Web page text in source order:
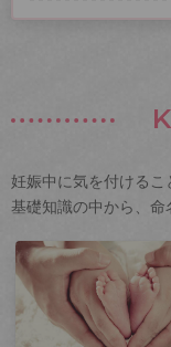
妊娠中に気を付ける
基礎知識の中から、命